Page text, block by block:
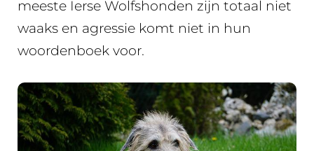
meeste Ierse Wolfshonden zijn totaal niet
waaks en agressie komt niet in hun
woordenboek voor.